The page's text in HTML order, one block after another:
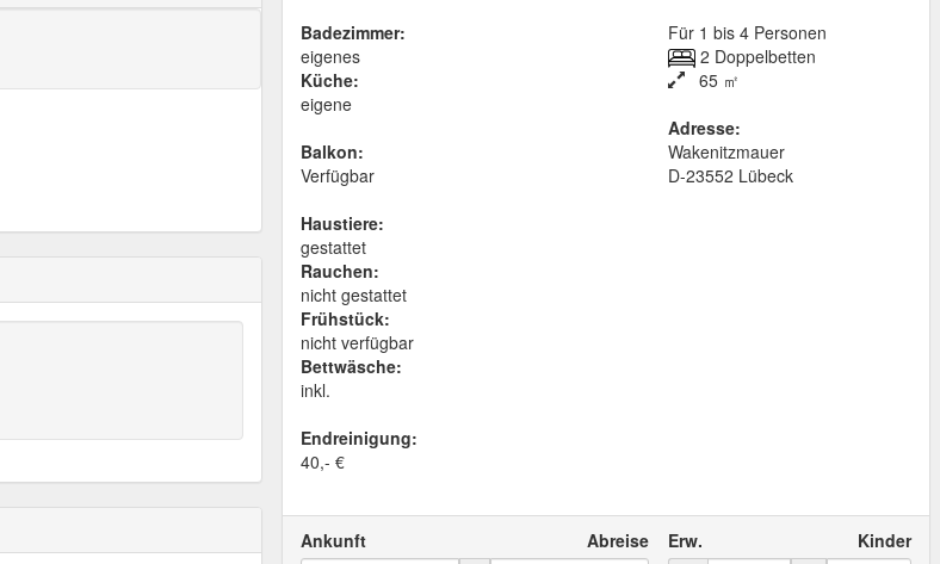
Badezimmer:
eigenes
Küche:
eigene
Balkon:
Verfügbar
Haustiere:
gestattet
Rauchen:
nicht gestattet
Frühstück:
nicht verfügbar
Bettwäsche:
inkl.
Endreinigung:
40,- €
Für 1 bis 4 Personen
2 Doppelbetten
65 ㎡
Adresse:
Wakenitzmauer
D-23552 Lübeck
Ankunft Abreise Erw. Kinder